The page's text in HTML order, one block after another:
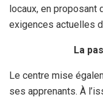
locaux, en proposant
exigences actuelles
La
Le centre mise
ses apprenants. À